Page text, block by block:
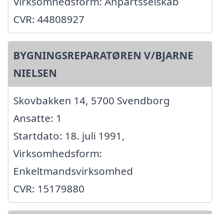
CVR: 44808927
BYGNINGSREPARATØREN V/BJARNE
NIELSEN
Skovbakken 14, 5700 Svendborg
Ansatte: 1
Startdato: 18. juli 1991,
Virksomhedsform:
Enkeltmandsvirksomhed
CVR: 15179880